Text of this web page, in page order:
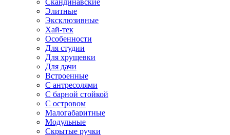
Скандинавские
Элитные
Эксклюзивные
Хай-тек
Особенности
Для студии
Для хрущевки
Для дачи
Встроенные
С антресолями
С барной стойкой
С островом
Малогабаритные
Модульные
Скрытые ручки